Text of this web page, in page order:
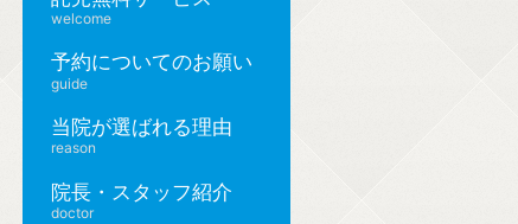
welcome
予約についてのお願い
guide
当院が選ばれる理由
reason
院長・スタッフ紹介
doctor